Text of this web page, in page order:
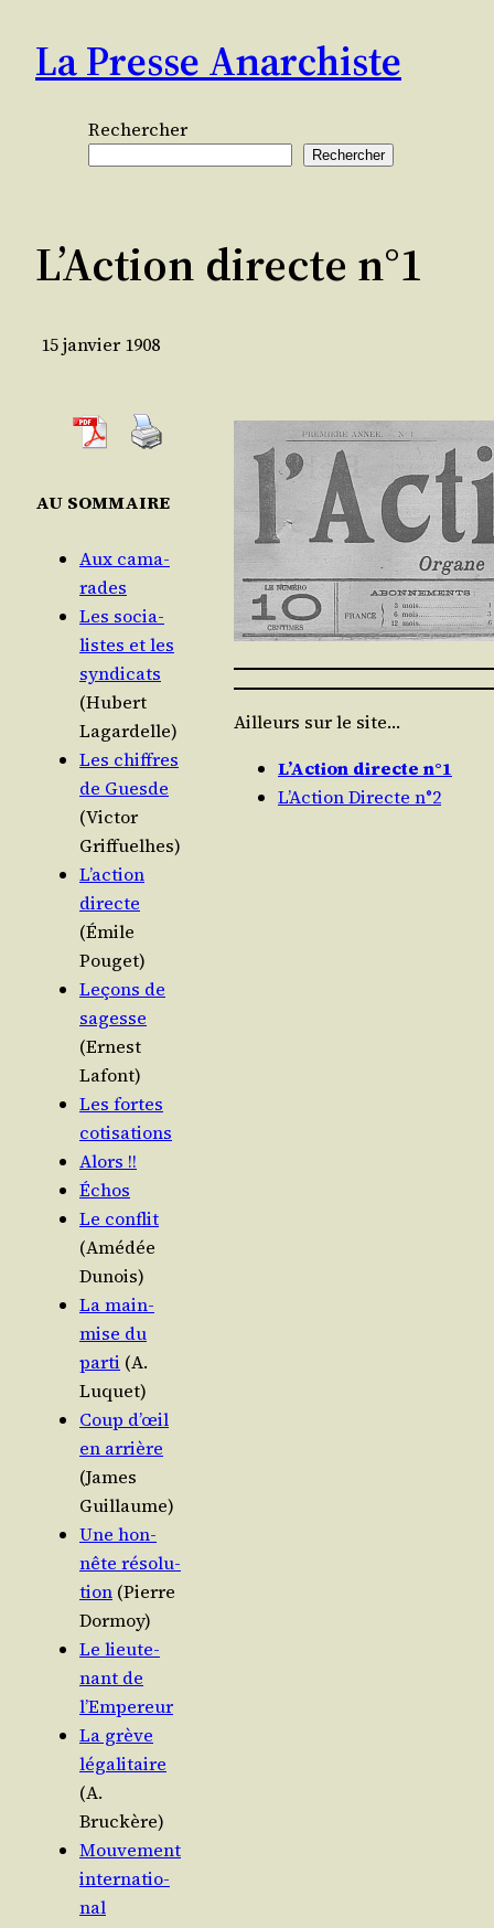
contenu
La Presse Anarchiste
Rechercher
Rechercher
L’Action directe n°1
15 janvier 1908
AU SOMMAIRE
Aux cama­
rades
Les socia­
listes et les
syn­di­cats
(Hubert
Lagardelle)
Les chiffres
de Guesde
(Vic­tor
Griffuelhes)
L’action
directe
(Émile
Pouget)
Leçons de
sagesse
(Ernest
Lafont)
Les fortes
cotisations
Alors !!
Échos
Le conflit
(Amé­dée
Dunois)
La main­
mise du
par­ti (A.
Luquet)
Coup d’œil
en arrière
(James
Guillaume)
Une hon­
nête réso­lu­
tion (Pierre
Dormoy)
Le lieu­te­
nant de
l’Empereur
La grève
léga­li­taire
(A.
Bruckère)
Mou­ve­ment
inter­na­tio­
nal
Ailleurs sur le site…
L’Action directe n°1
L’Action Directe n°2